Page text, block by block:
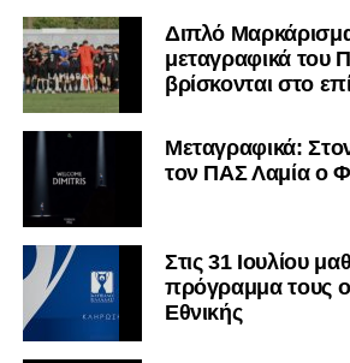
Διπλό
μεταγραφικά του
βρίσκονται στο
Μεταγραφικά:
τον ΠΑΣ Λαμία ο
Στις 31 Ιουλίου
πρόγραμμα τους
Εθνικής